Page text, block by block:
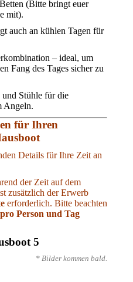
(Bitte bringt euer
mit).
auch an kühlen Tagen für
– ideal, um
Fang des Tages sicher zu
und Stühle für die
Angeln.
für Ihren
Details für Ihre Zeit an
der Zeit auf dem
zusätzlich der Erwerb
erforderlich. Bitte beachten
pro Person und Tag
5
* Bilder kommen bald.